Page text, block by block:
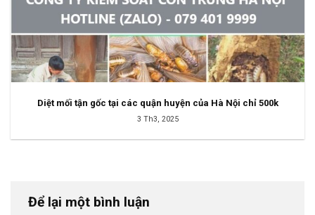
Diệt mối tận gốc tại các quận huyện của Hà Nội chỉ 500k
3 Th3, 2025
Để lại một bình luận